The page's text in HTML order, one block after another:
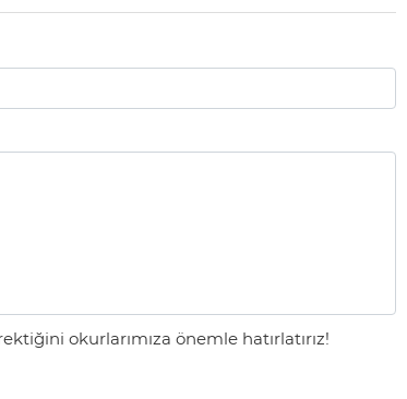
okurlarımıza önemle hatırlatırız!